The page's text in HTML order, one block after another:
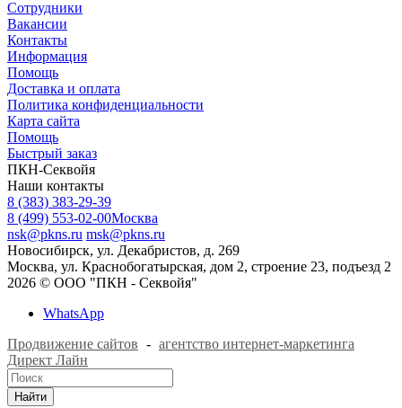
Сотрудники
Вакансии
Контакты
Информация
Помощь
Доставка и оплата
Политика конфиденциальности
Карта сайта
Помощь
Быстрый заказ
ПКН-Секвойя
Наши контакты
8 (383) 383-29-39
8 (499) 553-02-00Москва
nsk@pkns.ru msk@pkns.ru
Новосибирск, ул. Декабристов, д. 269
Москва, ул. Краснобогатырская, дом 2, строение 23, подъезд 2
2026 © ООО "ПКН - Секвойя"
WhatsApp
Продвижение сайтов - агентство интернет-маркетинга
Директ Лайн
Найти